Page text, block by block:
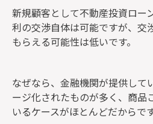
新規顧客として不動産投資ロー
利の交渉自体は可能ですが、交
もらえる可能性は低いです。
なぜなら、金融機関が提供して
ージ化されたものが多く、商品
いるケースがほとんどだからです